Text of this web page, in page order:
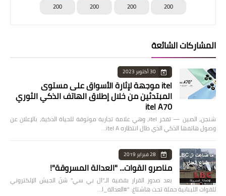
200
200
200
200
المشاركات الشائعة
30 أكتوبر 2023
itel موجهة لإثارة الأسواق على مستوى
المبتدئين من خلال إطلاق الهاتف الذكي الثوري
itel A70
شنجن، الصين — تفخر itel، وهي علامة تجارية موثوقة للحياة الذكية، بالإعلان عن
وصول هاتفها الذكي الذي طال انتظاره itel A…
28 فبراير 2019
مناصرو القوات... "العدالة المسروقة"!
بعد صدور القرار بقضية الـ"ال بي سي" شنّ الجيش الإلكتروني
للقوات اللبنانية حملة تحت هاشتاغ: "#العدالة_ا…